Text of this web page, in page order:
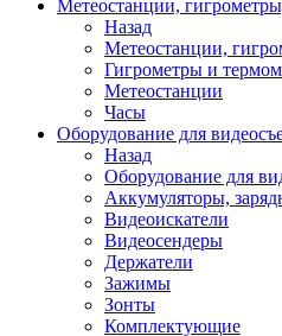
Метеостанции,
Назад
Метеостанции,
Гигрометры и
Метеостанции
Часы
Оборудование для
Назад
Оборудование для
Аккумуляторы,
Видеоискатели
Видеосендеры
Держатели
Зажимы
Зонты
Комплектующие